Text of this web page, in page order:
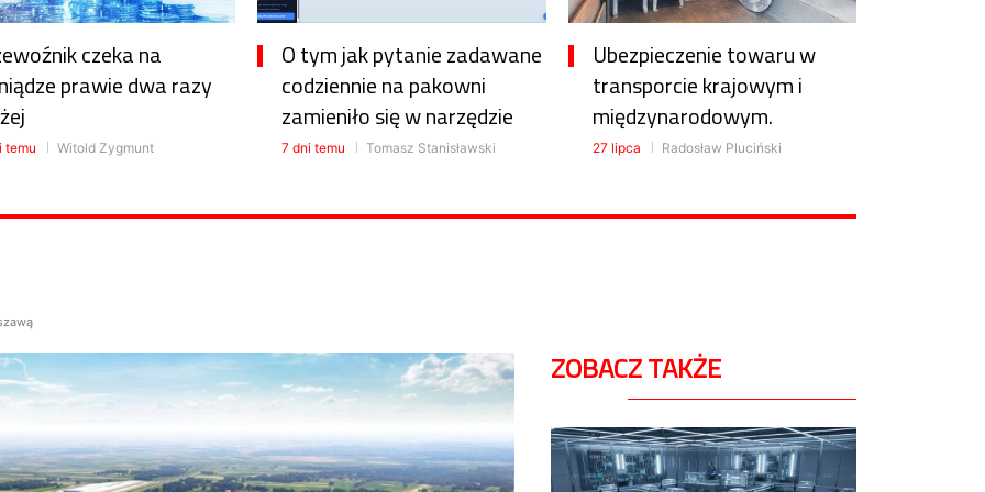
czeka na
prawie dwa razy
temu Witold Zygmunt
O tym jak pytanie zadawane
codziennie na pakowni
zamieniło się w narzędzie
7 dni temu Tomasz Stanisławski
Ubezpieczenie towaru w
transporcie krajowym i
międzynarodowym.
27 lipca Radosław Pluciński
ZOBACZ TAKŻE